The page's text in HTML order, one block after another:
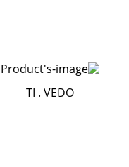
TI . VEDO